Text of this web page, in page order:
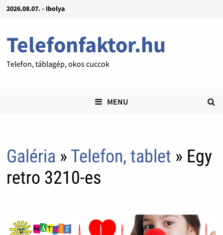
2026.08.07. - Ibolya
Telefonfaktor.hu
Telefon, táblagép, okos cuccok
MENU
Galéria » Telefon, tablet » Egy
retro 3210-es